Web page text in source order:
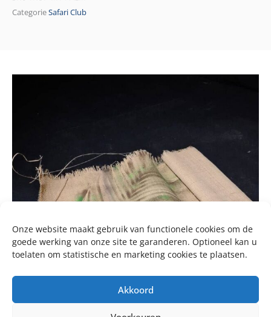
Onze website maakt gebruik van functionele cookies om de
goede werking van onze site te garanderen. Optioneel kan u
toelaten om statistische en marketing cookies te plaatsen.
Akkoord
CategorieSafari Club